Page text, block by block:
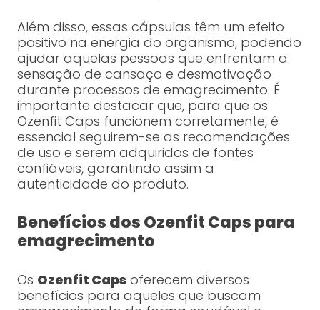
Além disso, essas cápsulas têm um efeito
positivo na energia do organismo, podendo
ajudar aquelas pessoas que enfrentam a
sensação de cansaço e desmotivação
durante processos de emagrecimento. É
importante destacar que, para que os
Ozenfit Caps funcionem corretamente, é
essencial seguirem-se as recomendações
de uso e serem adquiridos de fontes
confiáveis, garantindo assim a
autenticidade do produto.
Benefícios dos Ozenfit Caps para
emagrecimento
Os Ozenfit Capsoferecem diversos
benefícios para aqueles que buscam